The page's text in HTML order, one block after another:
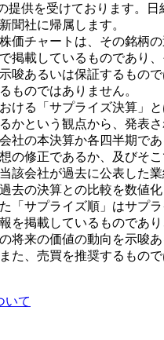
提供を受けております。日
聞社に帰属します。
価チャートは、その銘柄
掲載しているものであり
唆あるいは保証するもので
ものではありません。
ける「サプライズ決算」
かという観点から、発表
社の本決算か各四半期で
の修正であるか、及びそ
該会社が過去に公表した
去の決算との比較を数値
「サプライズ順」はサプ
を掲載しているものであ
将来の価値の動向を示唆
た、売買を推奨するもの
いて